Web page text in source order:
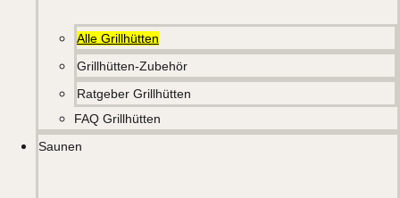
Alle Grillhütten
Grillhütten-Zubehör
Ratgeber Grillhütten
FAQ Grillhütten
Saunen